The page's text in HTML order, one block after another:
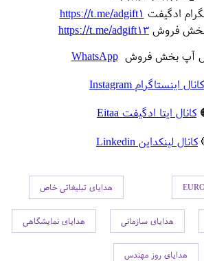
ادگیفت https://t.me/adgift1
بخش فروش https://t.me/adgift13
آپ بخش فروشWhatsApp
کانال اینستاگرام Instagram
کانال ایتا ادگیفت Eitaa
کانال لینکداین Linkedin
هدایای تبلیغاتی خاص
هدایای سازمانی هدایای نمایشگاهی
هدایای روز مهندس